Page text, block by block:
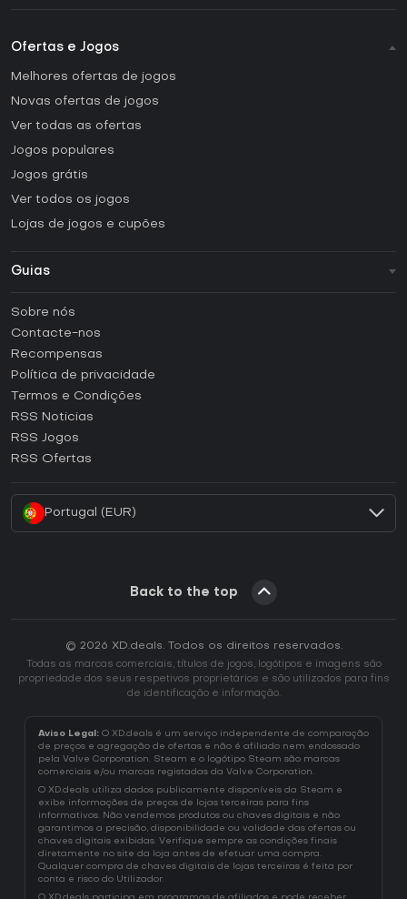
Ofertas e Jogos
Melhores ofertas de jogos
Novas ofertas de jogos
Ver todas as ofertas
Jogos populares
Jogos grátis
Ver todos os jogos
Lojas de jogos e cupões
Guias
Como ativar uma CD Key Steam?
Como ativar uma CD Key Epic Games?
Como ativar uma CD Key GOG?
Como ativar uma CD Key Ubisoft Connect?
Como ativar uma CD Key EA App?
Sobre nós
Contacte-nos
Recompensas
Política de privacidade
Termos e Condições
RSS Noticias
RSS Jogos
RSS Ofertas
Portugal (EUR)
Back to the top
© 2026 XD.deals. Todos os direitos reservados.
Todas as marcas comerciais, títulos de jogos, logótipos e imagens são
propriedade dos seus respetivos proprietários e são utilizados para fins
de identificação e informação.
Aviso Legal: O XD.deals é um serviço independente de comparação
de preços e agregação de ofertas e não é afiliado nem endossado
pela Valve Corporation. Steam e o logótipo Steam são marcas
comerciais e/ou marcas registadas da Valve Corporation.
O XD.deals utiliza dados publicamente disponíveis da Steam e
exibe informações de preços de lojas terceiras para fins
informativos. Não vendemos produtos ou chaves digitais e não
garantimos a precisão, disponibilidade ou validade das ofertas ou
chaves digitais exibidas. Verifique sempre as condições finais
diretamente no site da loja antes de efetuar uma compra.
Qualquer compra de chaves digitais de lojas terceiras é feita por
conta e risco do Utilizador.